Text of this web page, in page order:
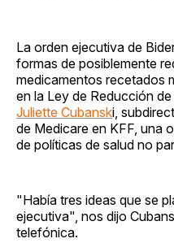
La orden ejecutiva de
formas de posiblemente
medicamentos recetados
en la Ley de Reducción
Juliette Cubanski,
de Medicare en KFF, una
de políticas de salud no
"Había tres ideas que se
ejecutiva", nos dijo
telefónica.